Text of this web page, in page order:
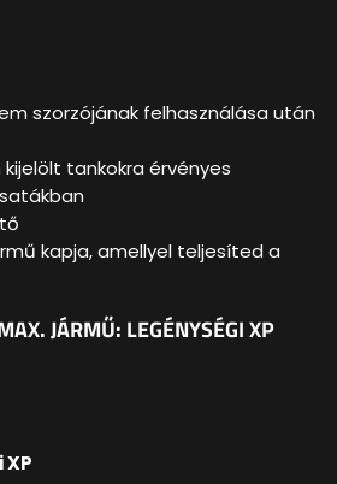
szorzójának felhasználása után
tankokra érvényes
kapja, amellyel teljesíted a
JÁRMŰ: LEGÉNYSÉGI XP